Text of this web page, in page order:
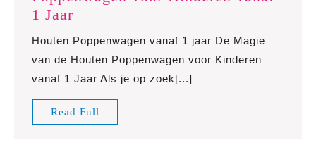
1 JaarOntdek
de
Magie
van
de
Houten
Poppenwagen
Houten Poppenwagen vanaf 1 jaar De Magie
van de Houten Poppenwagen voor Kinderen
vanaf 1 Jaar Als je op zoek[...]
Read Full
Full